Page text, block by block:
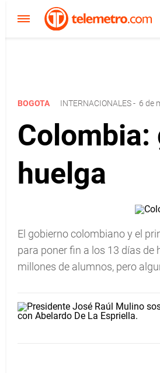
BOGOTA INTERNACIONALES- 6 de
Colombia:
huelga
El gobierno colombiano y el
para poner fin a los 13 días
millones de alumnos, pero